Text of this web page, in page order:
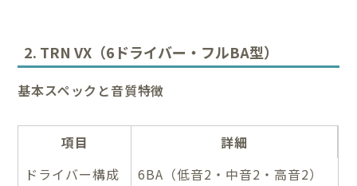
2. TRN VX（6ドライバー・フルBA型）
基本スペックと音質特徴
項目
詳細
ドライバー構成
6BA（低音2・中音2・高音2）